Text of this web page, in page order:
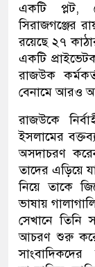
একটি প্লট,
সিরাজগঞ্জের
রয়েছে ২৭
একটি
রাজউক
বেনামে আরও
রাজউকে
ইসলামের
অসদাচরণ
তাদের এড়িয়ে
নিয়ে তাকে
ভাষায়
সেখানে তিনি
আচরণ শুরু